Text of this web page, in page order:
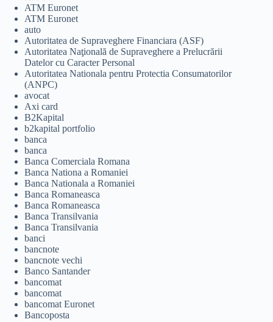
ATM Euronet
ATM Euronet
auto
Autoritatea de Supraveghere Financiara (ASF)
Autoritatea Naţională de Supraveghere a Prelucrării
Datelor cu Caracter Personal
Autoritatea Nationala pentru Protectia Consumatorilor
(ANPC)
avocat
Axi card
B2Kapital
b2kapital portfolio
banca
banca
Banca Comerciala Romana
Banca Nationa a Romaniei
Banca Nationala a Romaniei
Banca Romaneasca
Banca Romaneasca
Banca Transilvania
Banca Transilvania
banci
bancnote
bancnote vechi
Banco Santander
bancomat
bancomat
bancomat Euronet
Bancoposta